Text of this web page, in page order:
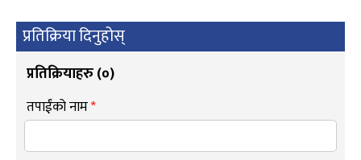
प्रतिक्रिया दिनुहोस्
प्रतिक्रियाहरु (०)
तपाईंको नाम*